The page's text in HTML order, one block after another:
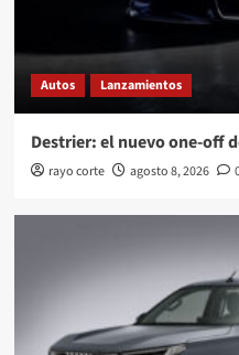
Autos Lanzamientos
Destrier: el nuevo one-off
rayo corte agosto 8, 2026